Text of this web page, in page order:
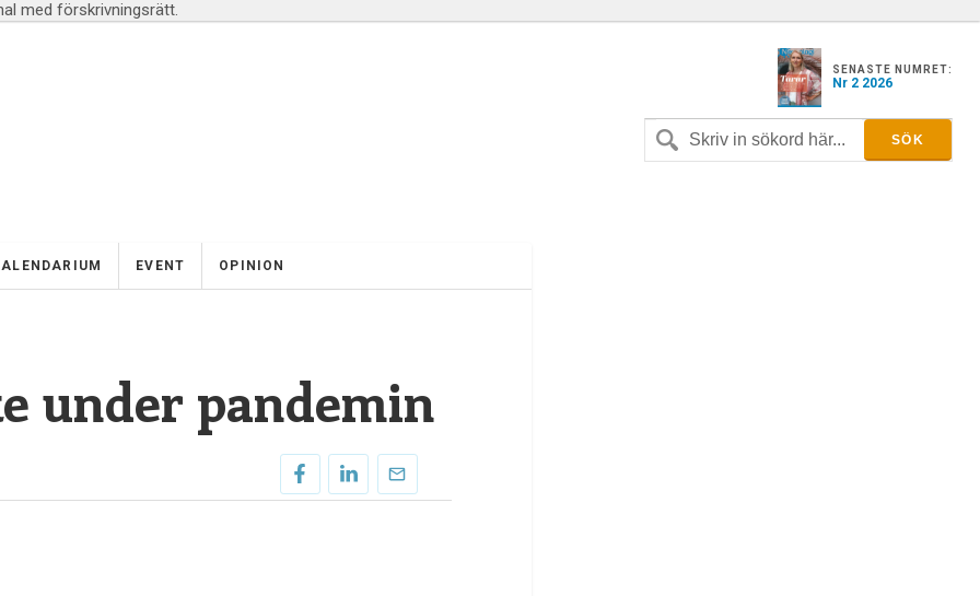
med förskrivningsrätt.
SENASTE NUMRET:
Nr 2 2026
EVENT OPINION
under pandemin